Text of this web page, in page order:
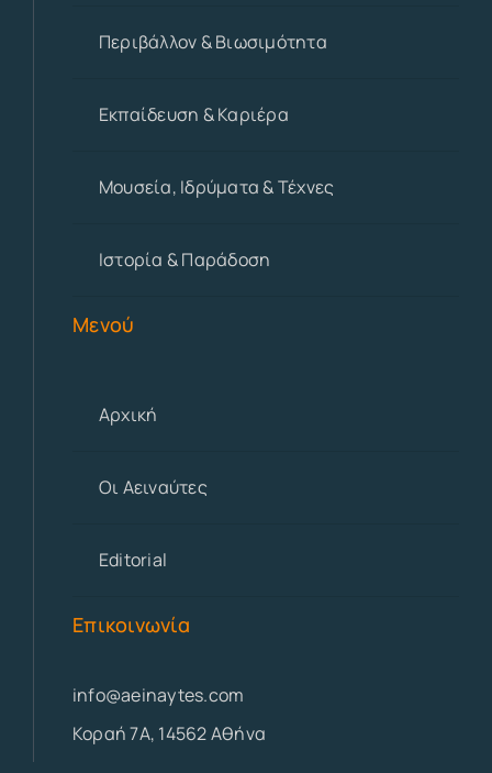
Περιβάλλον & Βιωσιμότητα
Εκπαίδευση & Καριέρα
Μουσεία, Ιδρύματα & Τέχνες
Ιστορία & Παράδοση
Μενού
Αρχική
Οι Αειναύτες
Editorial
Επικοινωνία
info@aeinaytes.com
Κοραή 7Α, 14562 Αθήνα